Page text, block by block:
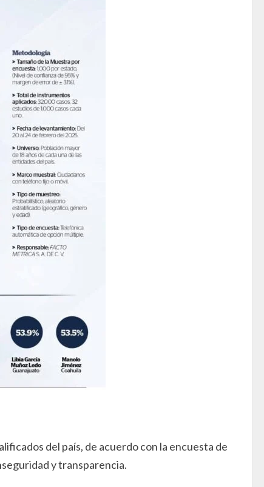
del país, de acuerdo con la encuesta de
y transparencia.